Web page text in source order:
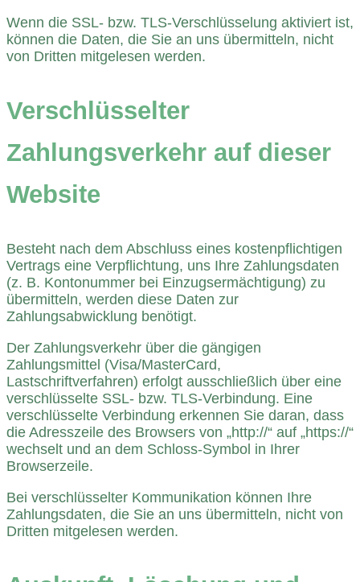
Wenn die SSL- bzw. TLS-Verschlüsselung aktiviert ist,
können die Daten, die Sie an uns übermitteln, nicht
von Dritten mitgelesen werden.
Verschlüsselter
Zahlungsverkehr auf dieser
Website
Besteht nach dem Abschluss eines kostenpflichtigen
Vertrags eine Verpflichtung, uns Ihre Zahlungsdaten
(z. B. Kontonummer bei Einzugsermächtigung) zu
übermitteln, werden diese Daten zur
Zahlungsabwicklung benötigt.
Der Zahlungsverkehr über die gängigen
Zahlungsmittel (Visa/MasterCard,
Lastschriftverfahren) erfolgt ausschließlich über eine
verschlüsselte SSL- bzw. TLS-Verbindung. Eine
verschlüsselte Verbindung erkennen Sie daran, dass
die Adresszeile des Browsers von „http://“ auf „https://“
wechselt und an dem Schloss-Symbol in Ihrer
Browserzeile.
Bei verschlüsselter Kommunikation können Ihre
Zahlungsdaten, die Sie an uns übermitteln, nicht von
Dritten mitgelesen werden.